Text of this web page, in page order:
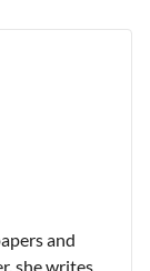
and
she writes